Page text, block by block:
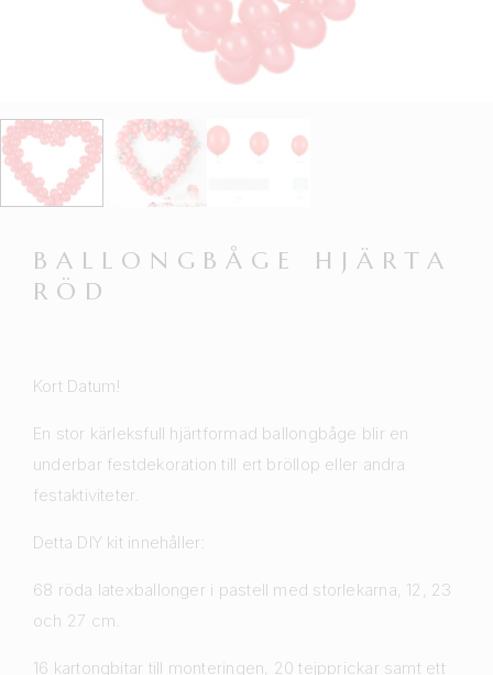
BALLONGBÅGE HJÄRTA
RÖD
Kort Datum!
En stor kärleksfull hjärtformad ballongbåge blir en
underbar festdekoration till ert bröllop eller andra
festaktiviteter.
Detta DIY kit innehåller:
68 röda latexballonger i pastell med storlekarna, 12, 23
och 27 cm.
16 kartongbitar till monteringen, 20 tejpprickar samt ett